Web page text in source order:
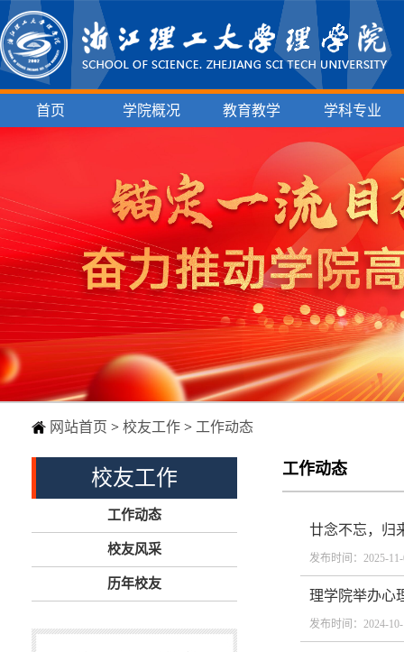
首页 学院概况 教育教学 学科专业
网站首页 > 校友工作 > 工作动态
校友工作
工作动态
校友风采
历年校友
工作动态
廿念不忘，归
发布时间：2025-
理学院举办心
发布时间：2024-